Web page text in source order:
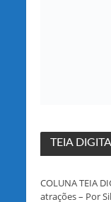
TEIA
COLUNA TEIA
atrações – Por